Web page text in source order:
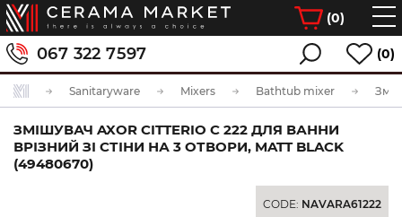
(0)
067 322 7597 (0)
Sanitaryware Mixers Bathtub mixer
ЗМІШУВАЧ AXOR CITTERIO C 222 ДЛЯ ВАННИ
ВРІЗНИЙ ЗІ СТІНИ НА 3 ОТВОРИ, MATT BLACK
(49480670)
CODE: NAVARA61222